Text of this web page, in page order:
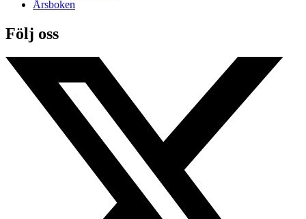
Årsboken
Följ oss